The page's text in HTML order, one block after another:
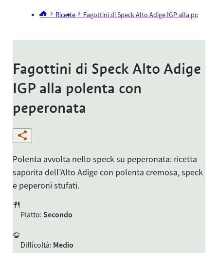
Ricette Fagottini di Speck Alto Adige IGP alla polenta
Fagottini di Speck Alto Adige
IGP alla polenta con
peperonata
Polenta avvolta nello speck su peperonata: ricetta
saporita dell’Alto Adige con polenta cremosa, speck
e peperoni stufati.
Piatto: Secondo
Difficoltà: Medio